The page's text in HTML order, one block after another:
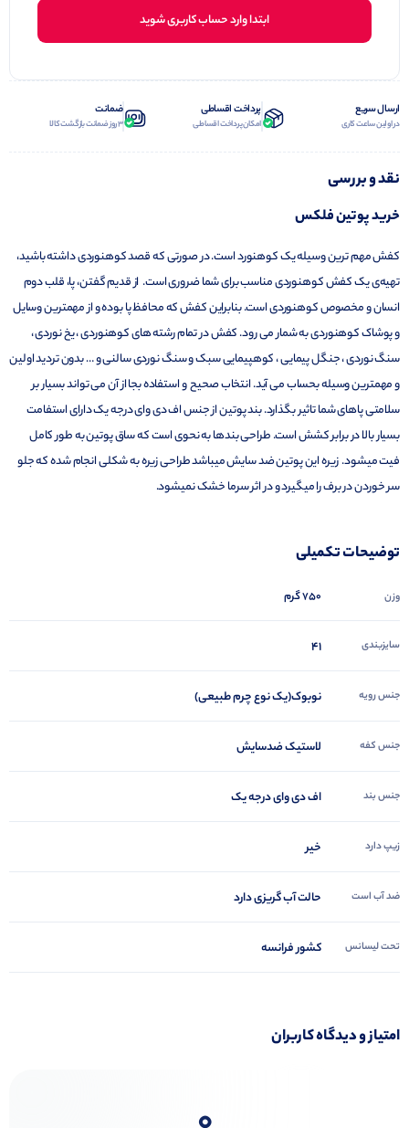
ابتدا وارد حساب کاربری شوید
ارسال سریع
در اولین ساعت کاری
پرداخت اقساطی
امکان پرداخت اقساطی
ضمانت
3 روز ضمانت بازگشت کالا
نقد و بررسی
خرید پوتین فلکس
کفش مهم ترین وسیله یک کوهنورد است. در صورتی که قصد کوهنوردی داشته باشید،
تهیه‌ی یک کفش کوهنوردی مناسب برای شما ضروری است. از قدیم گفتن، پا، قلب دوم
انسان و مخصوص کوهنوردی است. بنابراین کفش که محافظ پا بوده و از مهمترین وسایل
و پوشاک کوهنوردی به شمار می رود. کفش در تمام رشته های کوهنوردی ، یخ نوردی ،
سنگ نوردی ، جنگل پیمایی ، کوهپیمایی سبک و سنگ نوردی سالنی و … بدون تردید اولین
و مهمترین وسیله بحساب می آید. انتخاب صحیح و استفاده بجا از آن می تواند بسیار بر
سلامتی پاهای شما تاثیر بگذارد. بند پوتین از جنس اف دی وای درجه یک دارای استفامت
بسیار بالا در برابر کشش است. طراحی بندها به نحوی است که ساق پوتین به طور کامل
فیت میشود. زیره این پوتین ضد سایش میباشد طراحی زیره به شکلی انجام شده که جلو
سر خوردن در برف را میگیرد و در اثر سرما خشک نمیشود.
توضیحات تکمیلی
وزن 750 گرم
سایزبندی 41
جنس رویه نوبوک(یک نوع چرم طبیعی)
جنس کفه لاستیک ضدسایش
جنس بند اف دی وای درجه یک
زیپ دارد خیر
ضد آب است حالت آب گریزی دارد
تحت لیسانس کشور فرانسه
امتیاز و دیدگاه کاربران